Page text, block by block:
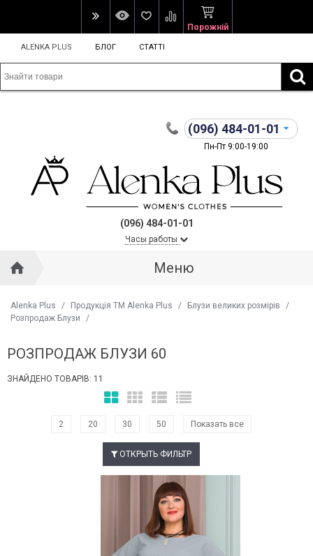
Порожній
ALENKA PLUS БЛОГ СТАТТІ
(096) 484-01-01
Пн-Пт 9:00-19:00
(096) 484-01-01
Часы работы
Меню
Alenka Plus / Продукція ТМ Alenka Plus / Блузи великих розмірів
/
Розпродаж Блузи
/
РОЗПРОДАЖ БЛУЗИ 60
ЗНАЙДЕНО ТОВАРІВ: 11
2 20 30 50 Показать все
ОТКРЫТЬ ФИЛЬТР
Наклейки Варіант з %